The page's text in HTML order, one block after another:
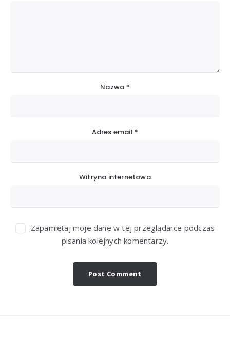
Nazwa *
Adres email *
Witryna internetowa
Zapamiętaj moje dane w tej przeglądarce podczas
pisania kolejnych komentarzy.